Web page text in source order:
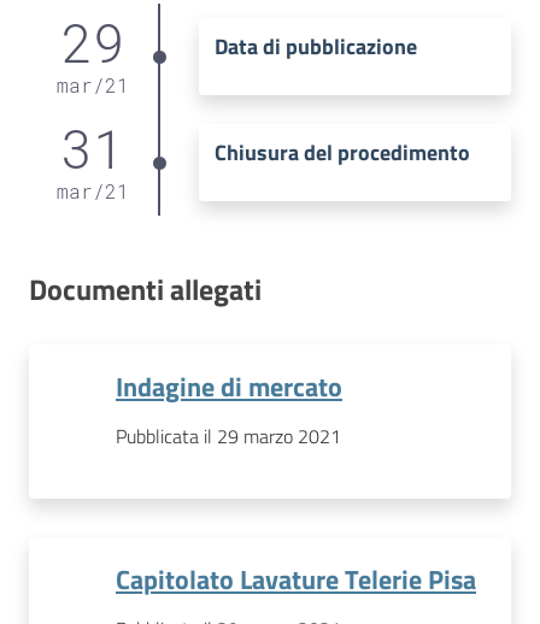
29
mar/21
Data di pubblicazione
31
mar/21
Chiusura del procedimento
Documenti allegati
Indagine di mercato
Pubblicata il 29 marzo 2021
Capitolato Lavature Telerie Pisa